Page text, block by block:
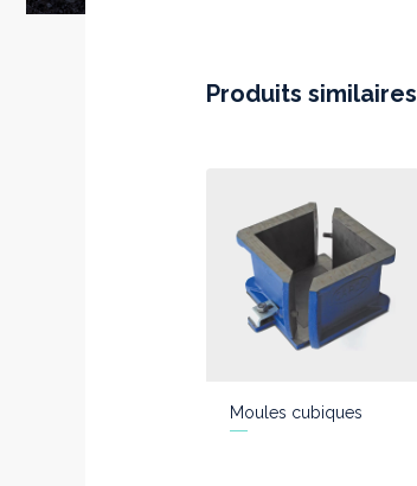
Produits similaires
Moules cubiques